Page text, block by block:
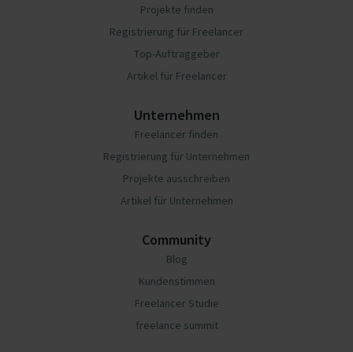
Projekte finden
Registrierung für Freelancer
Top-Auftraggeber
Artikel für Freelancer
Unternehmen
Freelancer finden
Registrierung für Unternehmen
Projekte ausschreiben
Artikel für Unternehmen
Community
Blog
Kundenstimmen
Freelancer Studie
freelance summit